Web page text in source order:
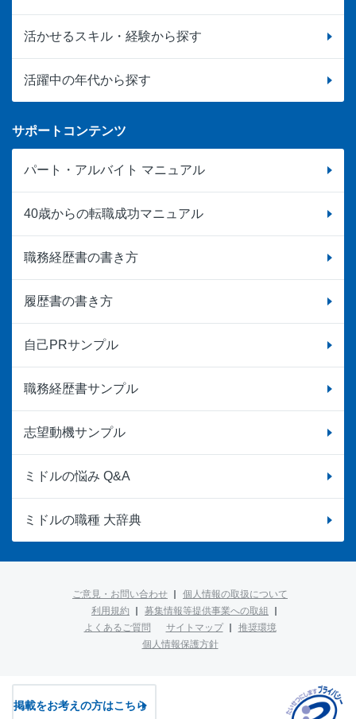
活かせるスキル・経験から探す
活躍中の年代から探す
サポートコンテンツ
パート・アルバイト マニュアル
40歳からの転職成功マニュアル
職務経歴書の書き方
履歴書の書き方
自己PRサンプル
職務経歴書サンプル
志望動機サンプル
ミドルの悩み Q&A
ミドルの職種 大辞典
ご意見・お問い合わせ
個人情報の取扱について
利用規約
募集情報等提供事業への取組
よくあるご質問
サイトマップ
推奨環境
個人情報保護方針
掲載をお考えの方はこちら